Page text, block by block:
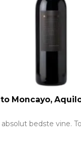
Moncayo,
bedste vine.